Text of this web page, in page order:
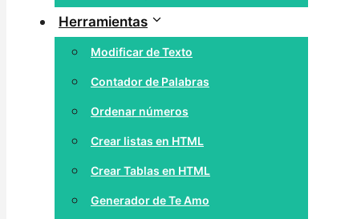
Herramientas
Modificar de Texto
Contador de Palabras
Ordenar números
Crear listas en HTML
Crear Tablas en HTML
Generador de Te Amo